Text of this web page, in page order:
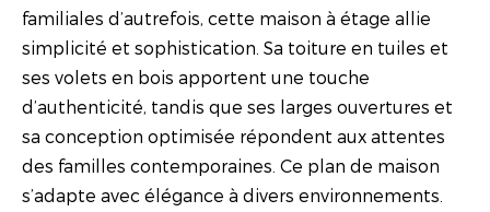
familiales d’autrefois, cette maison à étage allie
simplicité et sophistication. Sa toiture en tuiles et
ses volets en bois apportent une touche
d’authenticité, tandis que ses larges ouvertures et
sa conception optimisée répondent aux attentes
des familles contemporaines. Ce plan de maison
s’adapte avec élégance à divers environnements.